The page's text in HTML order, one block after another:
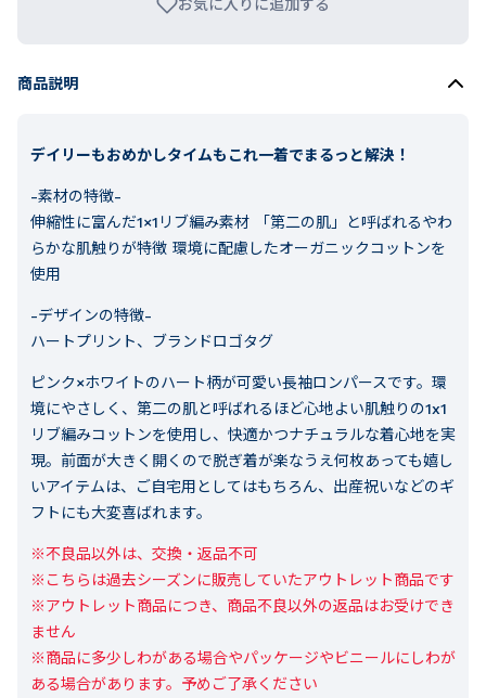
お気に入りに追加する
商品説明
デイリーもおめかしタイムもこれ一着でまるっと解決！
-素材の特徴-
伸縮性に富んだ1×1リブ編み素材 「第二の肌」と呼ばれるやわ
らかな肌触りが特徴 環境に配慮したオーガニックコットンを
使用
-デザインの特徴-
ハートプリント、ブランドロゴタグ
ピンク×ホワイトのハート柄が可愛い長袖ロンパースです。環
境にやさしく、第二の肌と呼ばれるほど心地よい肌触りの1x1
リブ編みコットンを使用し、快適かつナチュラルな着心地を実
現。前面が大きく開くので脱ぎ着が楽なうえ何枚あっても嬉し
いアイテムは、ご自宅用としてはもちろん、出産祝いなどのギ
フトにも大変喜ばれます。
※不良品以外は、交換・返品不可
※こちらは過去シーズンに販売していたアウトレット商品です
※アウトレット商品につき、商品不良以外の返品はお受けでき
ません
※商品に多少しわがある場合やパッケージやビニールにしわが
ある場合があります。予めご了承ください